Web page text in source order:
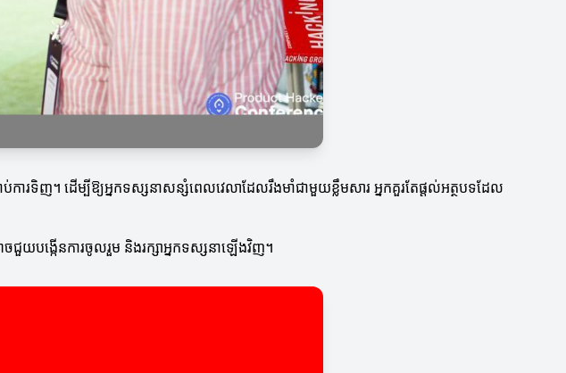
ារទិញ។ ដើម្បីឱ្យអ្នកទស្សនាសន្សំពេលវេលាដែលរឹងមាំជាមួយខ្លឹមសារ អ្នកគួរតែផ្តល់អត្ថបទដែល
ចជួយបង្កើនការចូលរួម និងរក្សាអ្នកទស្សនាឡើងវិញ។